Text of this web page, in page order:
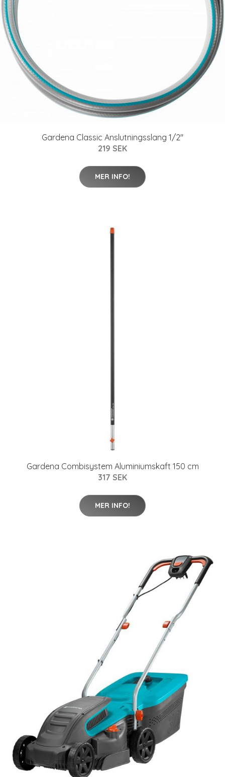
Gardena Classic Anslutningsslang 1/2"
219 SEK
MER INFO!
Gardena Combisystem Aluminiumskaft 150 cm
317 SEK
MER INFO!